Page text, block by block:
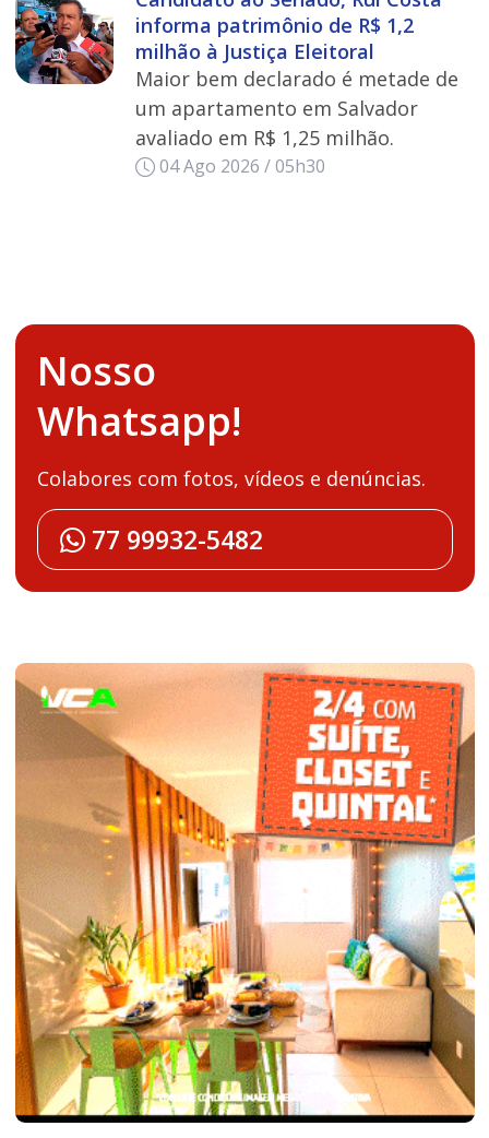
informa patrimônio de R$ 1,2
milhão à Justiça Eleitoral
Maior bem declarado é metade de
um apartamento em Salvador
avaliado em R$ 1,25 milhão.
04 Ago 2026 / 05h30
Nosso
Whatsapp!
Colabores com fotos, vídeos e denúncias.
77 99932-5482